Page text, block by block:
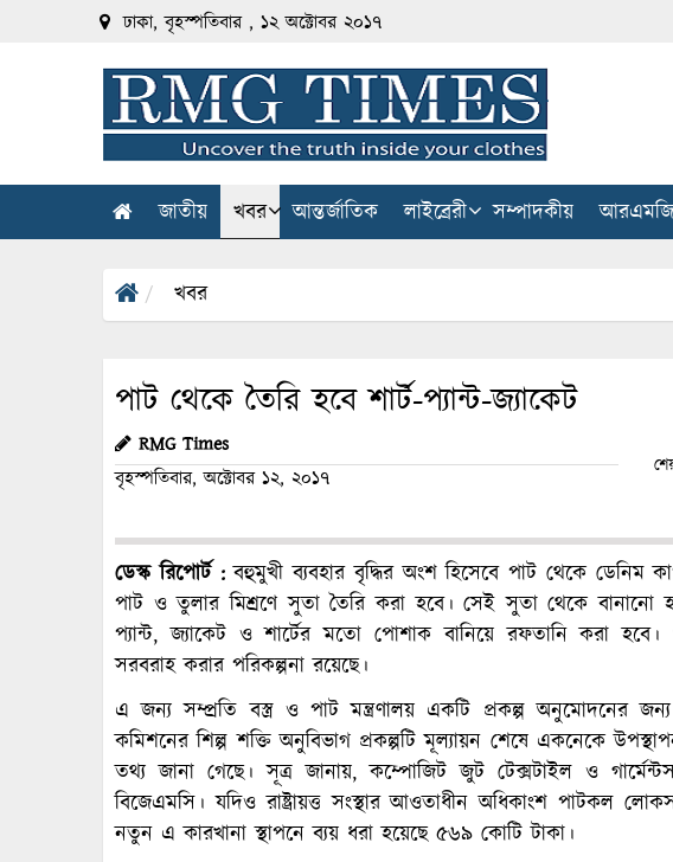
ঢাকা, বৃহস্পতিবার , ১২ অক্টোবর ২০১৭
জাতীয় খবর আন্তর্জাতিক লাইব্রেরী সম্পাদকীয় আরএমজি
খবর
পাট থেকে তৈরি হবে শার্ট-প্যান্ট-জ্যাকেট
RMG Times
বৃহস্পতিবার, অক্টোবর ১২, ২০১৭
ডেস্ক রিপোর্ট :বহুমুখী ব্যবহার বৃদ্ধির অংশ হিসেবে পাট থেকে ডেনিম
পাট ও তুলার মিশ্রণে সুতা তৈরি করা হবে। সেই সুতা থেকে
প্যান্ট, জ্যাকেট ও শার্টের মতো পোশাক বানিয়ে রফতানি করা
সরবরাহ করার পরিকল্পনা রয়েছে।
এ জন্য সম্প্রতি বস্ত্র ও পাট মন্ত্রণালয় একটি প্রকল্প অনুমোদনের জন্য
কমিশনের শিল্প শক্তি অনুবিভাগ প্রকল্পটি মূল্যায়ন শেষে একনেকে
তথ্য জানা গেছে। সূত্র জানায়, কম্পোজিট জুট টেক্সটাইল ও
বিজেএমসি। যদিও রাষ্ট্রায়ত্ত সংস্থার আওতাধীন অধিকাংশ পাটকল
নতুন এ কারখানা স্থাপনে ব্যয় ধরা হয়েছে ৫৬৯ কোটি টাকা।